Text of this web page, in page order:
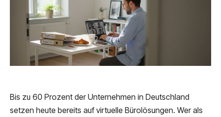
Bis zu 60 Prozent der Unternehmen in Deutschland
setzen heute bereits auf virtuelle Bürolösungen. Wer als